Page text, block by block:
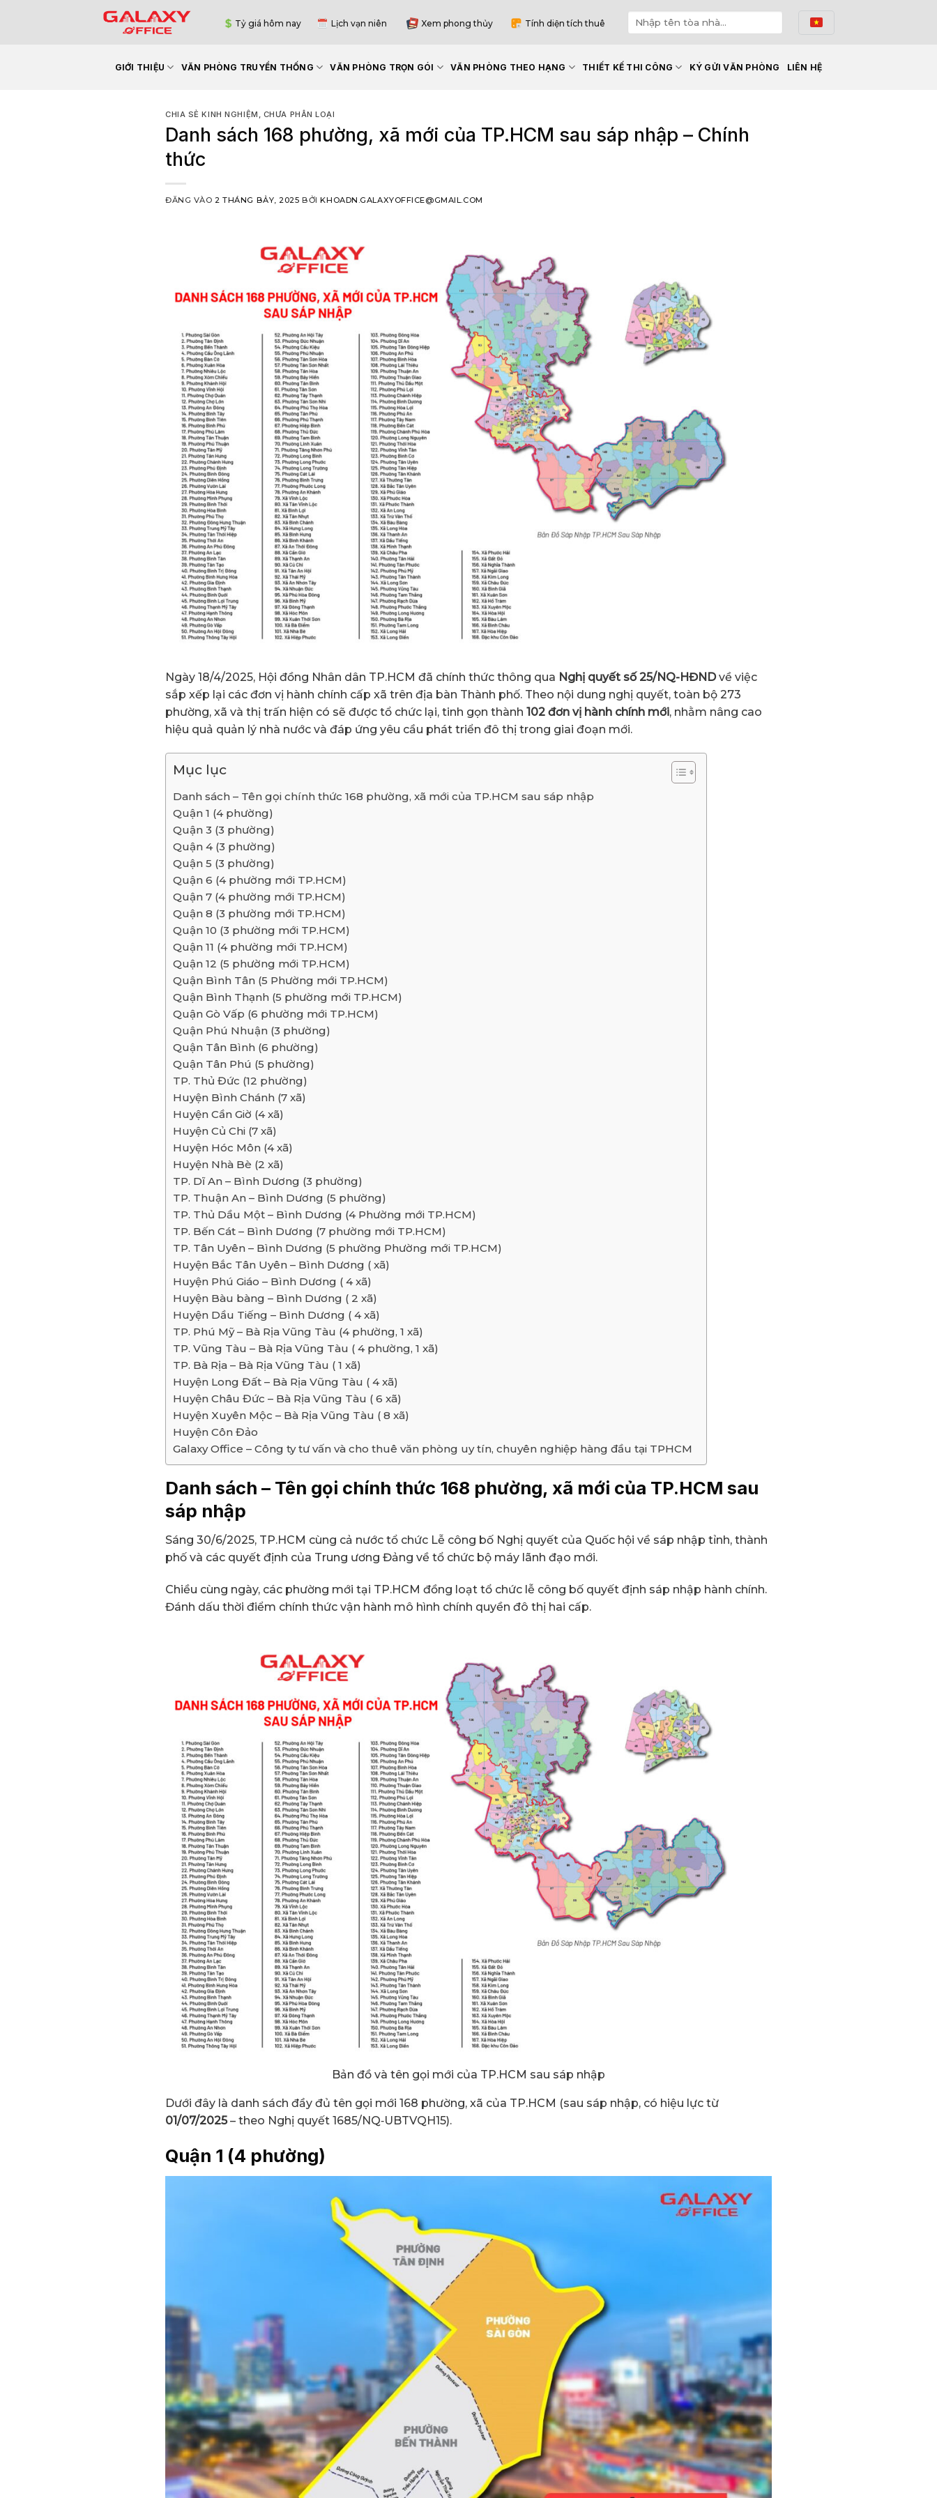
Tỷ giá hôm nay Lịch vạn niên Xem phong thủy Tính diện tích thuê
GIỚI THIỆU VĂN PHÒNG TRUYỀN THỐNG VĂN PHÒNG TRỌN GÓI VĂN PHÒNG THEO HẠNG THIẾT KẾ THI CÔNG KÝ GỬI VĂN PHÒNG LIÊN HỆ
CHIA SẺ KINH NGHIỆM , CHƯA PHÂN LOẠI
Danh sách 168 phường, xã mới của TP.HCM sau sáp nhập – Chính
thức
ĐĂNG VÀO2 THÁNG BẢY, 2025 BỞIKHOADN.GALAXYOFFICE@GMAIL.COM
Ngày 18/4/2025, Hội đồng Nhân dân TP.HCM đã chính thức thông qua Nghị quyết số 25/NQ-HĐNDvề việc
sắp xếp lại các đơn vị hành chính cấp xã trên địa bàn Thành phố. Theo nội dung nghị quyết, toàn bộ 273
phường, xã và thị trấn hiện có sẽ được tổ chức lại, tinh gọn thành 102 đơn vị hành chính mới, nhằm nâng cao
hiệu quả quản lý nhà nước và đáp ứng yêu cầu phát triển đô thị trong giai đoạn mới.
Mục lục
Danh sách – Tên gọi chính thức 168 phường, xã mới của TP.HCM sau sáp nhập
Quận 1 (4 phường)
Quận 3 (3 phường)
Quận 4 (3 phường)
Quận 5 (3 phường)
Quận 6 (4 phường mới TP.HCM)
Quận 7 (4 phường mới TP.HCM)
Quận 8 (3 phường mới TP.HCM)
Quận 10 (3 phường mới TP.HCM)
Quận 11 (4 phường mới TP.HCM)
Quận 12 (5 phường mới TP.HCM)
Quận Bình Tân (5 Phường mới TP.HCM)
Quận Bình Thạnh (5 phường mới TP.HCM)
Quận Gò Vấp (6 phường mới TP.HCM)
Quận Phú Nhuận (3 phường)
Quận Tân Bình (6 phường)
Quận Tân Phú (5 phường)
TP. Thủ Đức (12 phường)
Huyện Bình Chánh (7 xã)
Huyện Cần Giờ (4 xã)
Huyện Củ Chi (7 xã)
Huyện Hóc Môn (4 xã)
Huyện Nhà Bè (2 xã)
TP. Dĩ An – Bình Dương (3 phường)
TP. Thuận An – Bình Dương (5 phường)
TP. Thủ Dầu Một – Bình Dương (4 Phường mới TP.HCM)
TP. Bến Cát – Bình Dương (7 phường mới TP.HCM)
TP. Tân Uyên – Bình Dương (5 phường Phường mới TP.HCM)
Huyện Bắc Tân Uyên – Bình Dương ( xã)
Huyện Phú Giáo – Bình Dương ( 4 xã)
Huyện Bàu bàng – Bình Dương ( 2 xã)
Huyện Dầu Tiếng – Bình Dương ( 4 xã)
TP. Phú Mỹ – Bà Rịa Vũng Tàu (4 phường, 1 xã)
TP. Vũng Tàu – Bà Rịa Vũng Tàu ( 4 phường, 1 xã)
TP. Bà Rịa – Bà Rịa Vũng Tàu ( 1 xã)
Huyện Long Đất – Bà Rịa Vũng Tàu ( 4 xã)
Huyện Châu Đức – Bà Rịa Vũng Tàu ( 6 xã)
Huyện Xuyên Mộc – Bà Rịa Vũng Tàu ( 8 xã)
Huyện Côn Đảo
Galaxy Office – Công ty tư vấn và cho thuê văn phòng uy tín, chuyên nghiệp hàng đầu tại TPHCM
Danh sách – Tên gọi chính thức 168 phường, xã mới của TP.HCM sau
sáp nhập
Sáng 30/6/2025, TP.HCM cùng cả nước tổ chức Lễ công bố Nghị quyết của Quốc hội về sáp nhập tỉnh, thành
phố và các quyết định của Trung ương Đảng về tổ chức bộ máy lãnh đạo mới.
Chiều cùng ngày, các phường mới tại TP.HCM đồng loạt tổ chức lễ công bố quyết định sáp nhập hành chính.
Đánh dấu thời điểm chính thức vận hành mô hình chính quyền đô thị hai cấp.
Bản đồ và tên gọi mới của TP.HCM sau sáp nhập
Dưới đây là danh sách đầy đủ tên gọi mới 168 phường, xã của TP.HCM (sau sáp nhập, có hiệu lực từ
01/07/2025– theo Nghị quyết 1685/NQ‑UBTVQH15).
Quận 1 (4 phường)